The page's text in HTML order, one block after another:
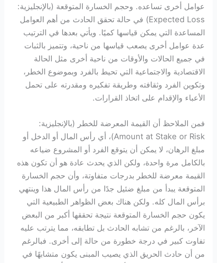
عوامل أخرى تساعده. وحجم الخسارة المتوقعة (بالإنجليزية:
Expected Loss) في حالة تحقق الحادث من أهم العوامل
المساعدة التي يمكن قياسها كميًا. ويأتي بعدها في الترتيب
عدة عوامل أخرى يصعب قياسها من ناحية، وتتميز بالثبات
في جميع الحالات والأوقات من ناحية أخرى مثل الحالة
الاقتصادية والاجتماعية التي تحيط بالفرد وبموضوع الخطر،
وتكوين الفرد وثقافته وطريقة تفكيره ومقدرته على تحمل
الأعباء والإقدام على اتخاذ القرارات.
فمن الملاحظ أن القيمة المعرضة للخطر (بالإنجليزية:
Amount at Stake or Risk)، أي رأس المال أو الدخل أو
مبلغ الرهان، لا يمكن أن يتوقع الفرد أو المشروع ضياعه
بالكامل مرة واحدة، ولكن الذي يحدث عادة هو أن تكون هذه
القيمة معرضة للخطر بدرجات متفاوتة، وأن حجم الخسارة
المتوقعة يبدأ من مبلغ ضئيل جدًا من رأس المال هذا وينتهي
برأس المال كله. ولكن هناك بعض الظواهر الطبيعية التي
يكون حجم الخسارة المتوقعة نتيجة تحققها أكبر من البعض
الآخر، بالرغم من تشابه الحادث بل تطابقه، مما يترتب عليه
تفاوت كبير في درجة خطورة من حالة إلى أخرى. فبالرغم
من أن حادث الحريق الذي يصيب المبنى يكون متشابهًا في